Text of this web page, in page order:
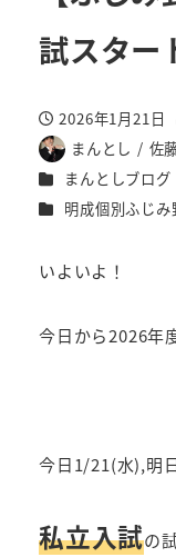
試スター
投稿日
2026年1月21日
著
者
まんとし / 佐
カテゴリー
まんとしブロ
カテゴリー
明成個別ふじ
いよいよ！
今日から2026年
今日1/21(水),明
私立入試の